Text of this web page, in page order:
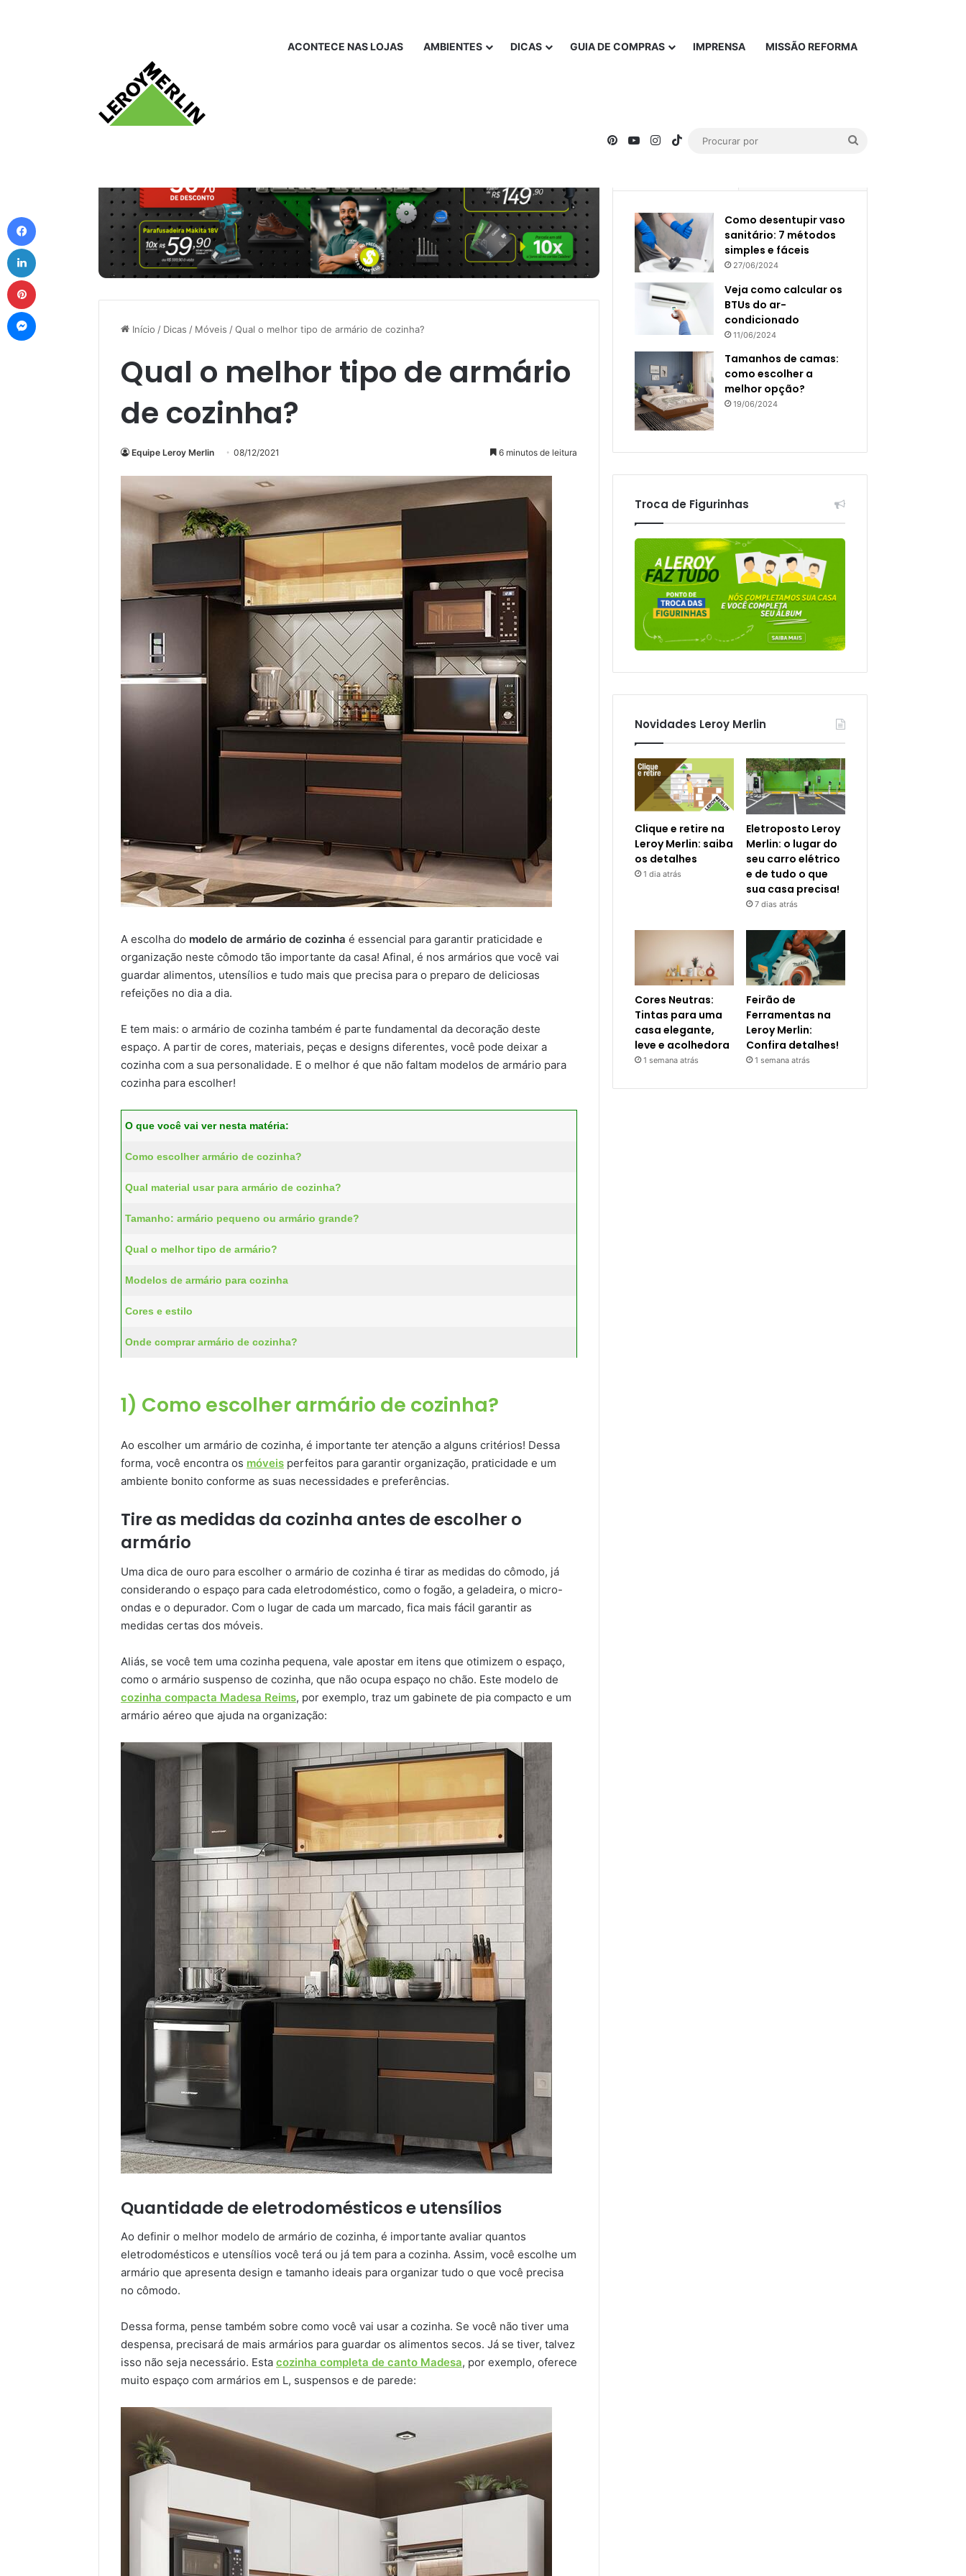
ACONTECE NAS LOJAS AMBIENTES DICAS GUIA DE COMPRAS IMPRENSA MISSÃO REFORMA
PinterestYouTubeInstagram
TikTok
Início / Dicas / Móveis /Qual o melhor tipo de armário de cozinha?
Qual o melhor tipo de armário
de cozinha?
Equipe Leroy Merlin 08/12/2021 6 minutos de leitura
A escolha do modelo de armário de cozinha é essencial para garantir praticidade e
organização neste cômodo tão importante da casa! Afinal, é nos armários que você vai
guardar alimentos, utensílios e tudo mais que precisa para o preparo de deliciosas
refeições no dia a dia.
E tem mais: o armário de cozinha também é parte fundamental da decoração deste
espaço. A partir de cores, materiais, peças e designs diferentes, você pode deixar a
cozinha com a sua personalidade. E o melhor é que não faltam modelos de armário para
cozinha para escolher!
O que você vai ver nesta matéria:
Como escolher armário de cozinha?
Qual material usar para armário de cozinha?
Tamanho: armário pequeno ou armário grande?
Qual o melhor tipo de armário?
Modelos de armário para cozinha
Cores e estilo
Onde comprar armário de cozinha?
1) Como escolher armário de cozinha?
Ao escolher um armário de cozinha, é importante ter atenção a alguns critérios! Dessa
forma, você encontra os móveis perfeitos para garantir organização, praticidade e um
ambiente bonito conforme as suas necessidades e preferências.
Tire as medidas da cozinha antes de escolher o
armário
Uma dica de ouro para escolher o armário de cozinha é tirar as medidas do cômodo, já
considerando o espaço para cada eletrodoméstico, como o fogão, a geladeira, o micro-
ondas e o depurador. Com o lugar de cada um marcado, fica mais fácil garantir as
medidas certas dos móveis.
Aliás, se você tem uma cozinha pequena, vale apostar em itens que otimizem o espaço,
como o armário suspenso de cozinha, que não ocupa espaço no chão. Este modelo de
cozinha compacta Madesa Reims, por exemplo, traz um gabinete de pia compacto e um
armário aéreo que ajuda na organização:
Quantidade de eletrodomésticos e utensílios
Ao definir o melhor modelo de armário de cozinha, é importante avaliar quantos
eletrodomésticos e utensílios você terá ou já tem para a cozinha. Assim, você escolhe um
armário que apresenta design e tamanho ideais para organizar tudo o que você precisa
no cômodo.
Dessa forma, pense também sobre como você vai usar a cozinha. Se você não tiver uma
despensa, precisará de mais armários para guardar os alimentos secos. Já se tiver, talvez
isso não seja necessário. Esta cozinha completa de canto Madesa, por exemplo, oferece
muito espaço com armários em L, suspensos e de parede:
Como desentupir vaso
sanitário: 7 métodos
simples e fáceis
27/06/2024
Veja como calcular os
BTUs do ar-
condicionado
11/06/2024
Tamanhos de camas:
como escolher a
melhor opção?
19/06/2024
Troca de Figurinhas
Novidades Leroy Merlin
Clique e retire na
Leroy Merlin: saiba
os detalhes
1 dia atrás
Eletroposto Leroy
Merlin: o lugar do
seu carro elétrico
e de tudo o que
sua casa precisa!
7 dias atrás
Cores Neutras:
Tintas para uma
casa elegante,
leve e acolhedora
1 semana atrás
Feirão de
Ferramentas na
Leroy Merlin:
Confira detalhes!
1 semana atrás